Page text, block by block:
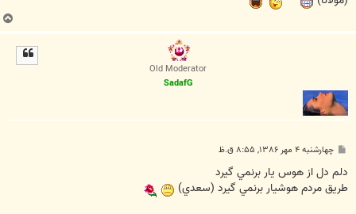
ب
ا
Old Moderator
SadafG
پ
ت
چهارشنبه ۴ مهر ۱۳۸۶, ۸:۵۵ ق.ظ
دلم دل از هوس يار برنمي گيرد
طريق مردم هوشيار برنمي گيرد (سعدي)